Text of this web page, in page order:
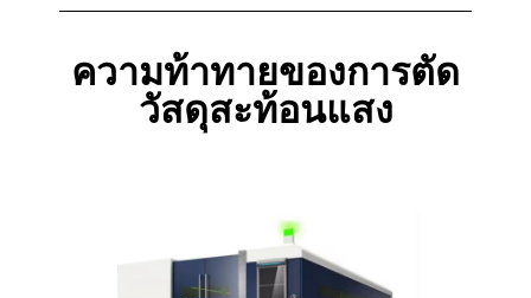
ความท้าทายของการตัด
วัสดุสะท้อนแสง